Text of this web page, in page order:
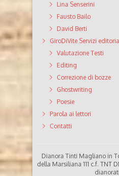
Lina Senserini
Fausto Bailo
David Berti
GiroDiVite Servizi
Valutazione Testi
Editing
Correzione di bozze
Ghostwriting
Poesie
Parola ai lettori
Contatti
Dianora Tinti Magliano in
della Marsiliana 111 c.f. TNT